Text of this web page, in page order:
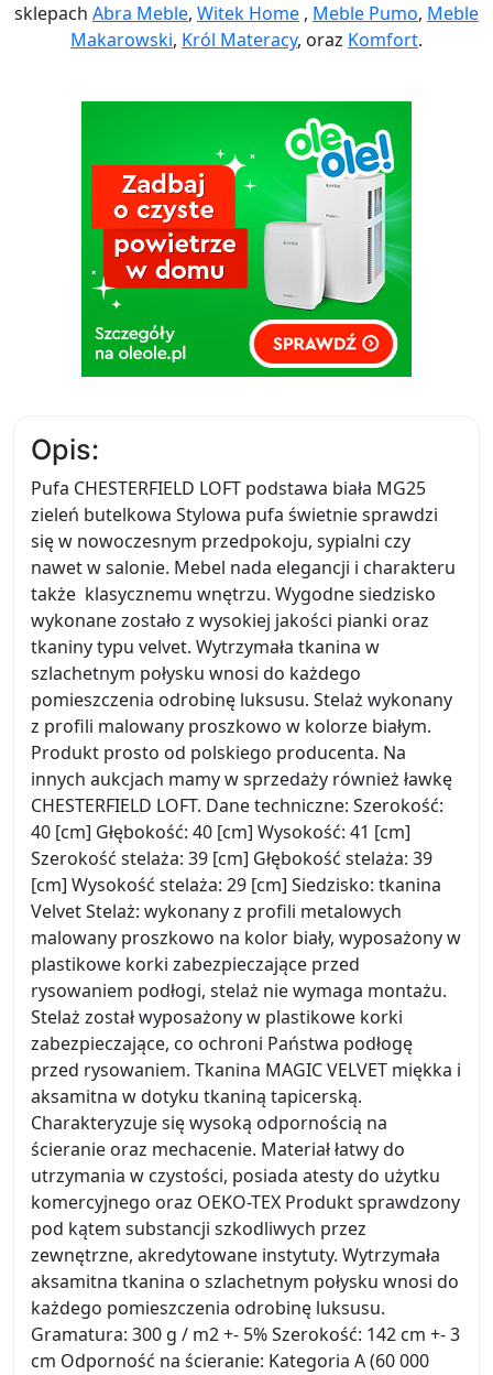
sklepach Abra Meble, Witek Home , Meble Pumo, Meble
Makarowski, Król Materacy, oraz Komfort.
Opis:
Pufa CHESTERFIELD LOFT podstawa biała MG25
zieleń butelkowa Stylowa pufa świetnie sprawdzi
się w nowoczesnym przedpokoju, sypialni czy
nawet w salonie. Mebel nada elegancji i charakteru
także klasycznemu wnętrzu. Wygodne siedzisko
wykonane zostało z wysokiej jakości pianki oraz
tkaniny typu velvet. Wytrzymała tkanina w
szlachetnym połysku wnosi do każdego
pomieszczenia odrobinę luksusu. Stelaż wykonany
z profili malowany proszkowo w kolorze białym.
Produkt prosto od polskiego producenta. Na
innych aukcjach mamy w sprzedaży również ławkę
CHESTERFIELD LOFT. Dane techniczne: Szerokość:
40 [cm] Głębokość: 40 [cm] Wysokość: 41 [cm]
Szerokość stelaża: 39 [cm] Głębokość stelaża: 39
[cm] Wysokość stelaża: 29 [cm] Siedzisko: tkanina
Velvet Stelaż: wykonany z profili metalowych
malowany proszkowo na kolor biały, wyposażony w
plastikowe korki zabezpieczające przed
rysowaniem podłogi, stelaż nie wymaga montażu.
Stelaż został wyposażony w plastikowe korki
zabezpieczające, co ochroni Państwa podłogę
przed rysowaniem. Tkanina MAGIC VELVET miękka i
aksamitna w dotyku tkaniną tapicerską.
Charakteryzuje się wysoką odpornością na
ścieranie oraz mechacenie. Materiał łatwy do
utrzymania w czystości, posiada atesty do użytku
komercyjnego oraz OEKO-TEX Produkt sprawdzony
pod kątem substancji szkodliwych przez
zewnętrzne, akredytowane instytuty. Wytrzymała
aksamitna tkanina o szlachetnym połysku wnosi do
każdego pomieszczenia odrobinę luksusu.
Gramatura: 300 g / m2 +- 5% Szerokość: 142 cm +- 3
cm Odporność na ścieranie: Kategoria A (60 000